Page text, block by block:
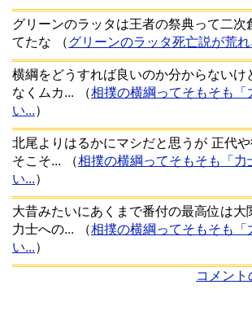
グリーンのラッタは王者の祭典って二次
てたな
（グリーンのラッタ死亡説が荒
横綱をどうすれば良いのか分からないけ
なくムカ...
（相撲の横綱ってそもそも「
い...）
北尾よりはるかにマシだと思うが 正代
そこそ...
（相撲の横綱ってそもそも「力
い...）
大昔みたいにあくまで番付の最高位は大
力士への...
（相撲の横綱ってそもそも「
い...）
コメン